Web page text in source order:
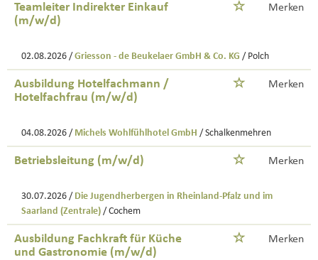
Teamleiter Indirekter Einkauf
(m/w/d)
Merken
02.08.2026 / Griesson - de Beukelaer GmbH & Co. KG / Polch
Ausbildung Hotelfachmann /
Hotelfachfrau (m/w/d)
Merken
04.08.2026 / Michels Wohlfühlhotel GmbH / Schalkenmehren
Betriebsleitung (m/w/d) Merken
30.07.2026 / Die Jugendherbergen in Rheinland-Pfalz und im
Saarland (Zentrale) / Cochem
Ausbildung Fachkraft für Küche
und Gastronomie (m/w/d)
Merken